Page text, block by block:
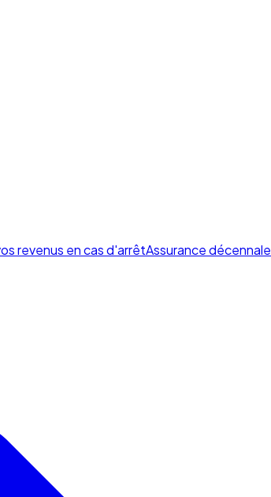
revenus en cas d'arrêtAssurance décennale